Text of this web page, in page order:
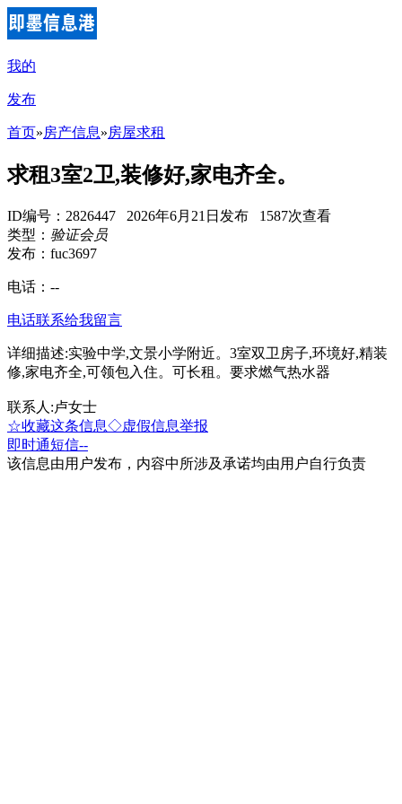
我的
发布
首页»房产信息»房屋求租
求租3室2卫,装修好,家电齐全。
ID编号：2826447 2026年6月21日发布 1587次查看
类型： 验证会员
发布：fuc3697
电话： --
电话联系给我留言
详细描述:实验中学,文景小学附近。3室双卫房子,环境好,精装
修,家电齐全,可领包入住。可长租。要求燃气热水器
联系人:卢女士
☆收藏这条信息◇虚假信息举报
即时通短信--
该信息由用户发布，内容中所涉及承诺均由用户自行负责